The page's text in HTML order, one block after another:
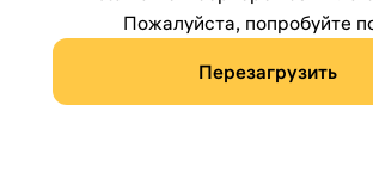
Пожалуйста, попробуйте
Перезагрузить